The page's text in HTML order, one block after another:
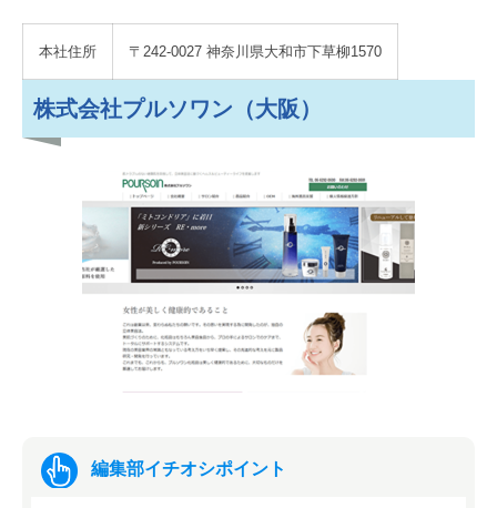
本社住所 〒242-0027 神奈川県大和市下草柳1570
株式会社プルソワン（大阪）
編集部イチオシポイント